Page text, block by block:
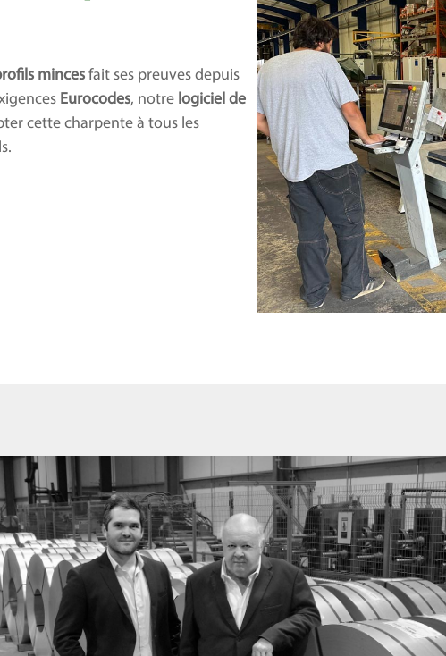
minces fait ses preuves depuis
Eurocodes, notre logiciel de
cette charpente à tous les